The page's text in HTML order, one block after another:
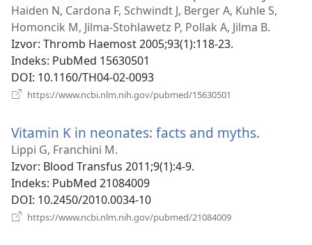
se
Haiden N, Cardona F, Schwindt J, Berger A, Kuhle S,
Homoncik M, Jilma-Stohlawetz P, Pollak A, Jilma B.
Izvor‎: Thromb Haemost 2005;93(1):118-23.
Indeks‎: PubMed 15630501
DOI‎: 10.1160/TH04-02-0093
https://www.ncbi.nlm.nih.gov/pubmed/15630501
prozor)
Vitamin K in neonates: facts and myths.
Lippi G, Franchini M.
Izvor‎: Blood Transfus 2011;9(1):4-9.
Indeks‎: PubMed 21084009
DOI‎: 10.2450/2010.0034-10
https://www.ncbi.nlm.nih.gov/pubmed/21084009